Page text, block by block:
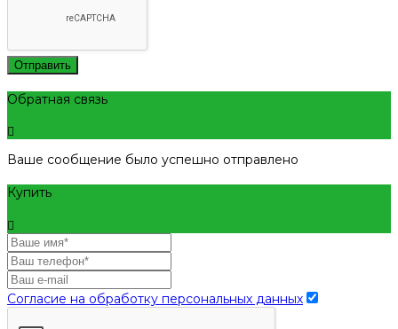
Отправить
Обратная связь
Ваше сообщение было успешно отправлено
Купить
Согласие на обработку персональных данных